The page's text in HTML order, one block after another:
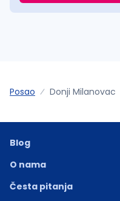
Posao Donji Milanovac
Blog
O nama
Česta pitanja